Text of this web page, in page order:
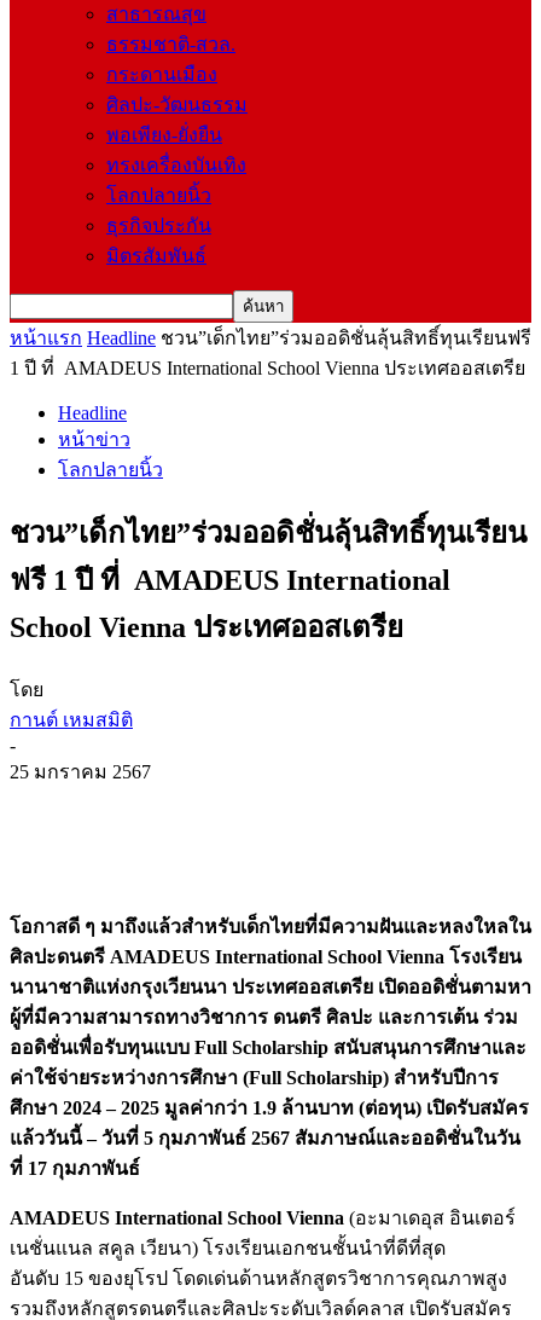
สาธารณสุข
ธรรมชาติ-สวล.
กระดานเมือง
ศิลปะ-วัฒนธรรม
พอเพียง-ยั่งยืน
ทรงเครื่องบันเทิง
โลกปลายนิ้ว
ธุรกิจประกัน
มิตรสัมพันธ์
หน้าแรก Headline ชวน”เด็กไทย”ร่วมออดิชั่นลุ้นสิทธิ์ทุนเรียนฟรี
1 ปี ที่ AMADEUS International School Vienna ประเทศออสเตรีย
Headline
หน้าข่าว
โลกปลายนิ้ว
ชวน”เด็กไทย”ร่วมออดิชั่นลุ้นสิทธิ์ทุนเรียน
ฟรี 1 ปี ที่ AMADEUS International
School Vienna ประเทศออสเตรีย
โดย
กานต์ เหมสมิติ
-
25 มกราคม 2567
โอกาสดี ๆ มาถึงแล้วสำหรับเด็กไทยที่มีความฝันและหลงใหลใน
ศิลปะดนตรี AMADEUS International School Vienna โรงเรียน
นานาชาติแห่งกรุงเวียนนา ประเทศออสเตรีย เปิดออดิชั่นตามหา
ผู้ที่มีความสามารถทางวิชาการ ดนตรี ศิลปะ และการเต้น ร่วม
ออดิชั่นเพื่อรับทุนแบบ Full Scholarship สนับสนุนการศึกษาและ
ค่าใช้จ่ายระหว่างการศึกษา (Full Scholarship) สำหรับปีการ
ศึกษา 2024 – 2025 มูลค่ากว่า 1.9 ล้านบาท (ต่อทุน) เปิดรับสมัคร
แล้ววันนี้ – วันที่ 5 กุมภาพันธ์ 2567 สัมภาษณ์และออดิชั่นในวัน
ที่ 17 กุมภาพันธ์
AMADEUS International School Vienna (อะมาเดอุส อินเตอร์
เนชั่นแนล สคูล เวียนา) โรงเรียนเอกชนชั้นนำที่ดีที่สุด
อันดับ 15 ของยุโรป โดดเด่นด้านหลักสูตรวิชาการคุณภาพสูง
รวมถึงหลักสูตรดนตรีและศิลปะระดับเวิลด์คลาส เปิดรับสมัคร